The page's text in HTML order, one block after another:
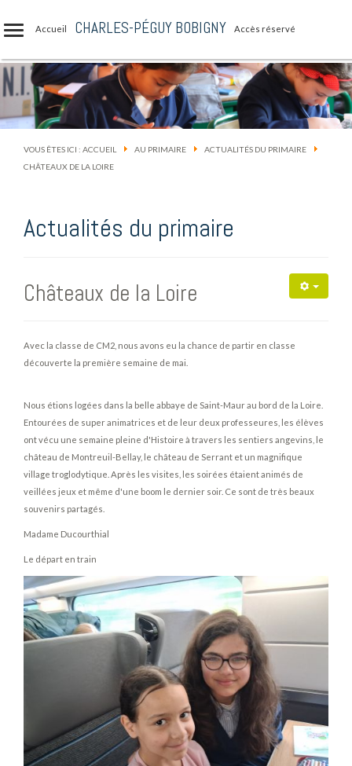
Accueil CHARLES-PÉGUY BOBIGNY Accès réservé
VOUS ÊTES ICI : ACCUEIL AU PRIMAIRE
ACTUALITÉS DU PRIMAIRE
CHÂTEAUX DE LA LOIRE
Actualités du primaire
Châteaux de la Loire
Avec la classe de CM2, nous avons eu la chance de partir en classe
découverte la première semaine de mai.
Nous étions logées dans la belle abbaye de Saint-Maur au bord de la Loire.
Entourées de super animatrices et de leur deux professeures, les élèves
ont vécu une semaine pleine d'Histoire à travers les sentiers angevins, le
château de Montreuil-Bellay, le château de Serrant et un magnifique
village troglodytique. Après les visites, les soirées étaient animés de
veillées jeux et même d'une boom le dernier soir. Ce sont de très beaux
souvenirs partagés.
Madame Ducourthial
Le départ en train